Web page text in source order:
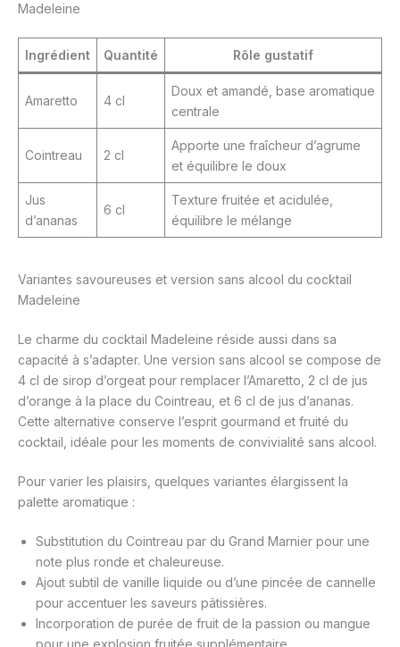
Madeleine
Ingrédient Quantité Rôle gustatif
Amaretto 4 cl
Doux et amandé, base aromatique
centrale
Cointreau 2 cl
Apporte une fraîcheur d’agrume
et équilibre le doux
Jus
d’ananas
6 cl
Texture fruitée et acidulée,
équilibre le mélange
Variantes savoureuses et version sans alcool du cocktail
Madeleine
Le charme du cocktail Madeleine réside aussi dans sa
capacité à s’adapter. Une version sans alcool se compose de
4 cl de sirop d’orgeat pour remplacer l’Amaretto, 2 cl de jus
d’orange à la place du Cointreau, et 6 cl de jus d’ananas.
Cette alternative conserve l’esprit gourmand et fruité du
cocktail, idéale pour les moments de convivialité sans alcool.
Pour varier les plaisirs, quelques variantes élargissent la
palette aromatique :
Substitution du Cointreau par du Grand Marnier pour une
note plus ronde et chaleureuse.
Ajout subtil de vanille liquide ou d’une pincée de cannelle
pour accentuer les saveurs pâtissières.
Incorporation de purée de fruit de la passion ou mangue
pour une explosion fruitée supplémentaire.